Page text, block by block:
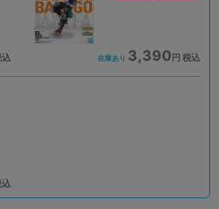
込 在庫あり 3,390 円 税込
込